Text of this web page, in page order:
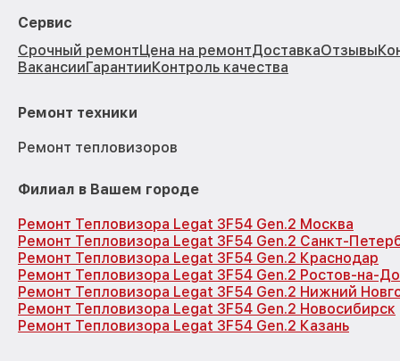
Сервис
Срочный ремонтЦена на ремонтДоставкаОтзывы
ВакансииГарантииКонтроль качества
Ремонт техники
Ремонт тепловизоров
Филиал в Вашем городе
Ремонт Тепловизора Legat 3F54 Gen.2 Москва
Ремонт Тепловизора Legat 3F54 Gen.2 Санкт-
Ремонт Тепловизора Legat 3F54 Gen.2 Краснодар
Ремонт Тепловизора Legat 3F54 Gen.2 Ростов-на-
Ремонт Тепловизора Legat 3F54 Gen.2 Нижний
Ремонт Тепловизора Legat 3F54 Gen.2 Новосибирск
Ремонт Тепловизора Legat 3F54 Gen.2 Казань